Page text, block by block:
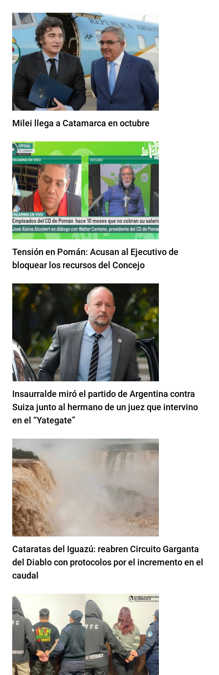
Milei llega a Catamarca en octubre
Tensión en Pomán: Acusan al Ejecutivo de
bloquear los recursos del Concejo
Insaurralde miró el partido de Argentina contra
Suiza junto al hermano de un juez que intervino
en el “Yategate”
Cataratas del Iguazú: reabren Circuito Garganta
del Diablo con protocolos por el incremento en el
caudal